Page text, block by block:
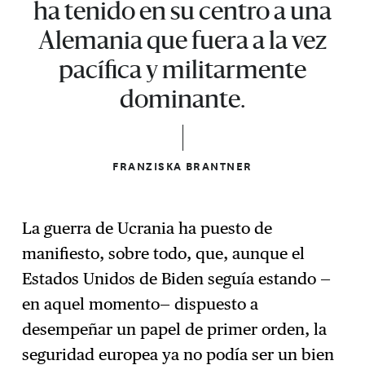
ha tenido en su centro a una
Alemania que fuera a la vez
pacífica y militarmente
dominante.
FRANZISKA BRANTNER
La guerra de Ucrania ha puesto de
manifiesto, sobre todo, que, aunque el
Estados Unidos de Biden seguía estando —
en aquel momento— dispuesto a
desempeñar un papel de primer orden, la
seguridad europea ya no podía ser un bien